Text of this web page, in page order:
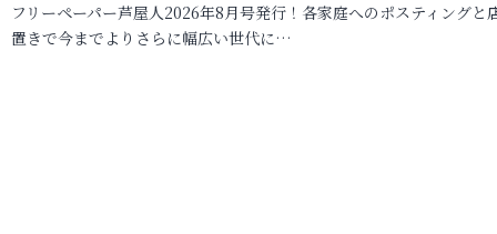
フリーペーパー芦屋人2026年8月号発行！各家庭へのポスティングと
置きで今までよりさらに幅広い世代に…